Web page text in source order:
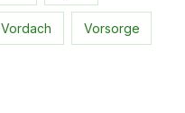
Vordach Vorsorge